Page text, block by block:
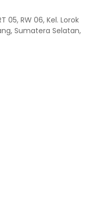
05, RW 06, Kel. Lorok
Sumatera Selatan,